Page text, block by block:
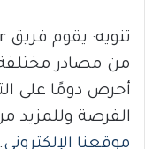
من مصادر مختلفة
أحرص دومًا على
الفرصة وللمزيد
موقعنا الإلكتروني